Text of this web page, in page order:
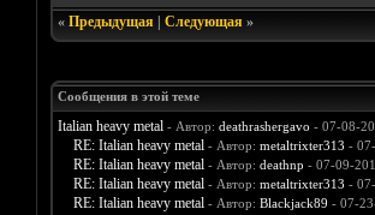
« Предыдущая| Следующая»
Сообщения в этой теме
Italian heavy metal - Автор: deathrashergavo - 07-08-
RE: Italian heavy metal - Автор: metaltrixter313 -
RE: Italian heavy metal - Автор: deathnp - 07-09-
RE: Italian heavy metal - Автор: metaltrixter313 -
RE: Italian heavy metal - Автор: Blackjack89 - 07-